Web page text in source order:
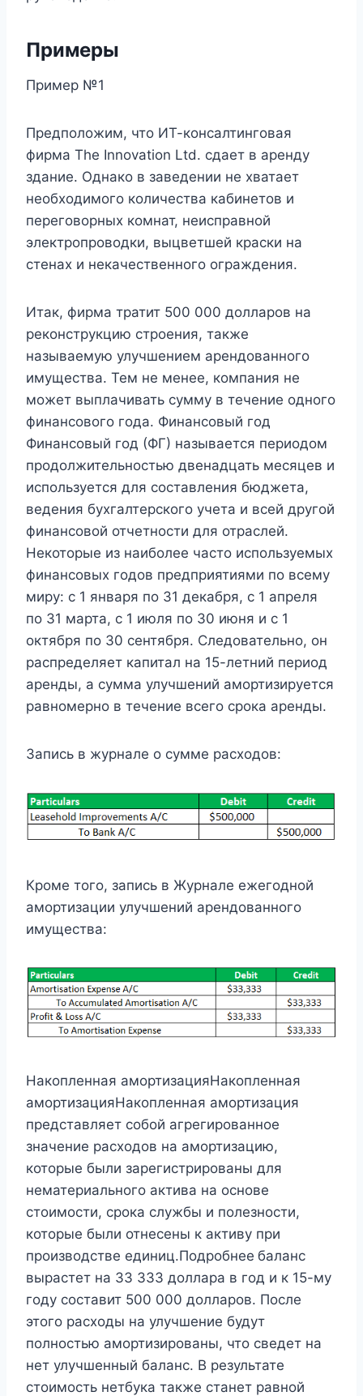
Примеры
Пример №1
Предположим, что ИТ-консалтинговая
фирма The Innovation Ltd. сдает в аренду
здание. Однако в заведении не хватает
необходимого количества кабинетов и
переговорных комнат, неисправной
электропроводки, выцветшей краски на
стенах и некачественного ограждения.
Итак, фирма тратит 500 000 долларов на
реконструкцию строения, также
называемую улучшением арендованного
имущества. Тем не менее, компания не
может выплачивать сумму в течение одного
финансового года. Финансовый год
Финансовый год (ФГ) называется периодом
продолжительностью двенадцать месяцев и
используется для составления бюджета,
ведения бухгалтерского учета и всей другой
финансовой отчетности для отраслей.
Некоторые из наиболее часто используемых
финансовых годов предприятиями по всему
миру: с 1 января по 31 декабря, с 1 апреля
по 31 марта, с 1 июля по 30 июня и с 1
октября по 30 сентября. Следовательно, он
распределяет капитал на 15-летний период
аренды, а сумма улучшений амортизируется
равномерно в течение всего срока аренды.
Запись в журнале о сумме расходов:
Кроме того, запись в Журнале ежегодной
амортизации улучшений арендованного
имущества:
Накопленная амортизацияНакопленная
амортизацияНакопленная амортизация
представляет собой агрегированное
значение расходов на амортизацию,
которые были зарегистрированы для
нематериального актива на основе
стоимости, срока службы и полезности,
которые были отнесены к активу при
производстве единиц.Подробнее баланс
вырастет на 33 333 доллара в год и к 15-му
году составит 500 000 долларов. После
этого расходы на улучшение будут
полностью амортизированы, что сведет на
нет улучшенный баланс. В результате
стоимость нетбука также станет равной